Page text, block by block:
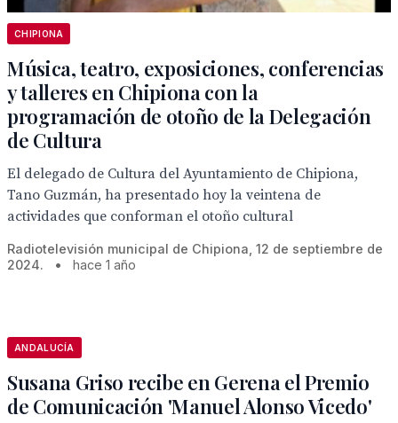
CHIPIONA
Música, teatro, exposiciones, conferencias
y talleres en Chipiona con la
programación de otoño de la Delegación
de Cultura
El delegado de Cultura del Ayuntamiento de Chipiona,
Tano Guzmán, ha presentado hoy la veintena de
actividades que conforman el otoño cultural
Radiotelevisión municipal de Chipiona, 12 de septiembre de
2024.
• hace 1 año
ANDALUCÍA
Susana Griso recibe en Gerena el Premio
de Comunicación 'Manuel Alonso Vicedo'